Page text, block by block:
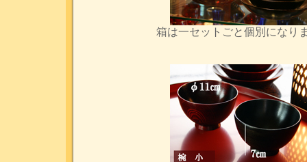
箱は一セットごと個別になり